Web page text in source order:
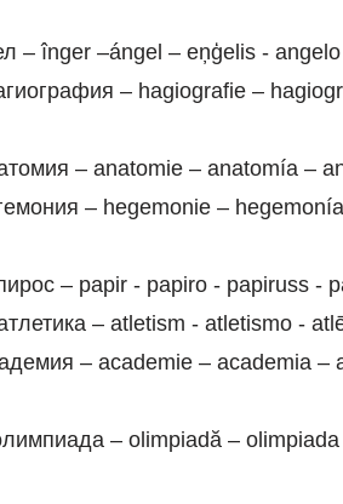
– înger –ángel – eņģelis - angelo
– hagiografie –
– anatomie – anatomía –
– hegemonie –
– papir - papiro - papiruss -
– atletism - atletismo -
– academie – academia –
– olimpiadă –